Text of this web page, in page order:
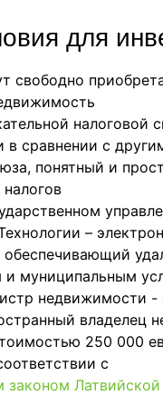
для
свободно
налоговой
в сравнении с
понятный и
–
обеспечивающий
и муниципальным
недвижимости -
владелец
250 000
с
Латвийской